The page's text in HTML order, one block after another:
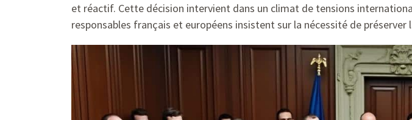
et réactif. Cette décision intervient dans un climat de tensions
responsables français et européens insistent sur la nécessité de